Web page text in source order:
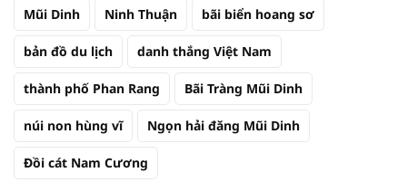
Mũi Dinh Ninh Thuận bãi biển hoang sơ
bản đồ du lịch danh thắng Việt Nam
thành phố Phan Rang Bãi Tràng Mũi Dinh
núi non hùng vĩ Ngọn hải đăng Mũi Dinh
Đồi cát Nam Cương